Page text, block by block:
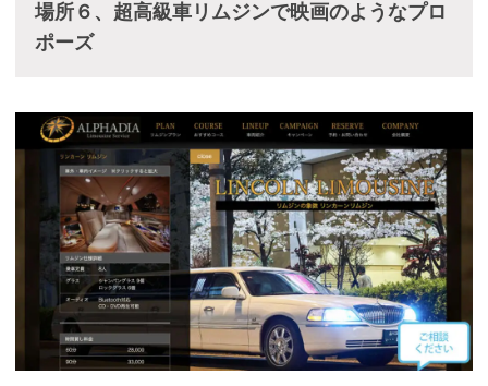
場所６、超高級車リムジンで映画のようなプロ
ポーズ